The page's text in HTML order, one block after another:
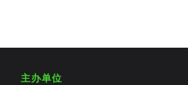
主办单位